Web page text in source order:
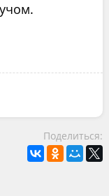
Поделиться: